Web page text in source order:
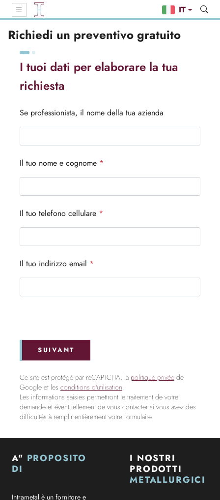
IT
Richiedi un preventivo gratuito
I tuoi dati per elaborare la tua
richiesta
Se professionista, il nome della tua azienda
Il tuo nome e cognome *
Il tuo telefono cellulare *
Il tuo indirizzo email *
SUIVANT
Ce site est protégé par reCAPTCHA, la politique privée de
Google et les conditions d'utilisation.
Les informations saisies permettront le traitement de votre
demande et éventuellement de vous contacter si vous avez des
difficultés à remplir entièrement votre formulaire.
A" PROPOSITO
DI
Intrametal è un fornitore e
I NOSTRI
PRODOTTI
METALLURGICI